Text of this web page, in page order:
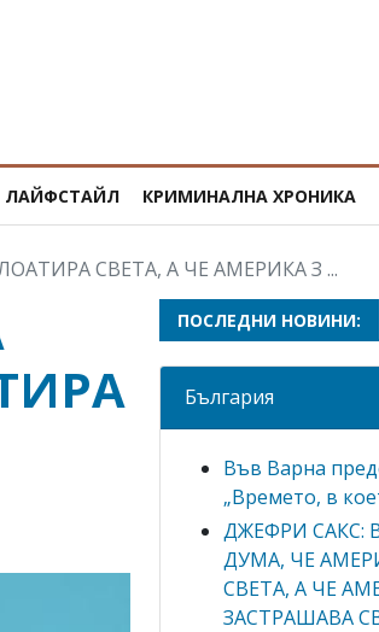
ЛАЙФСТАЙЛ КРИМИНАЛНА ХРОНИКА
СВЕТА, А ЧЕ АМЕРИКА З ...
ПОСЛЕДНИ НОВИНИ:
България
Във Варна
„Времето, в
ДЖЕФРИ САКС:
ДУМА, ЧЕ
СВЕТА, А ЧЕ
ЗАСТРАШАВА